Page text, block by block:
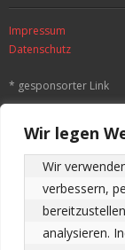
Wir legen
Wir
verbessern,
analysieren.
Impressum
Datenschutz
* gesponsorter Link
ALLE BEITRÄGE